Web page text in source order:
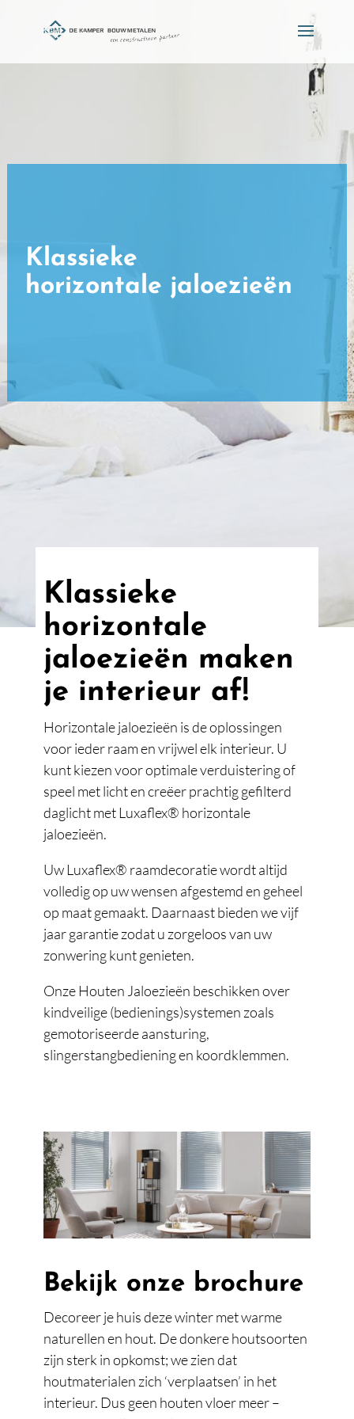
Klassieke
horizontale jaloezieën
Klassieke
horizontale
jaloezieën maken
je interieur af!
Horizontale jaloezieën is de oplossingen
voor ieder raam en vrijwel elk interieur. U
kunt kiezen voor optimale verduistering of
speel met licht en creëer prachtig gefilterd
daglicht met Luxaflex® horizontale
jaloezieën.
Uw Luxaflex® raamdecoratie wordt altijd
volledig op uw wensen afgestemd en geheel
op maat gemaakt. Daarnaast bieden we vijf
jaar garantie zodat u zorgeloos van uw
zonwering kunt genieten.
Onze Houten Jaloezieën beschikken over
kindveilige (bedienings)systemen zoals
gemotoriseerde aansturing,
slingerstangbediening en koordklemmen.
Bekijk onze brochure
Decoreer je huis deze winter met warme
naturellen en hout. De donkere houtsoorten
zijn sterk in opkomst; we zien dat
houtmaterialen zich ‘verplaatsen’ in het
interieur. Dus geen houten vloer meer –